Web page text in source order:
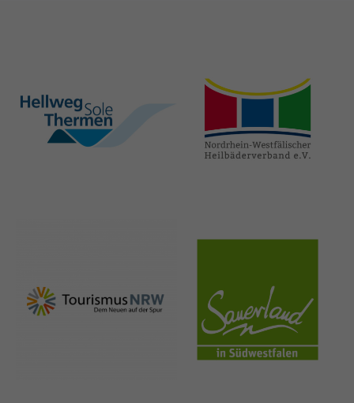
hellweg-sole-
thermen.de
heilbaeder.de
nrw-
tourismus.de
sauerland.co
m